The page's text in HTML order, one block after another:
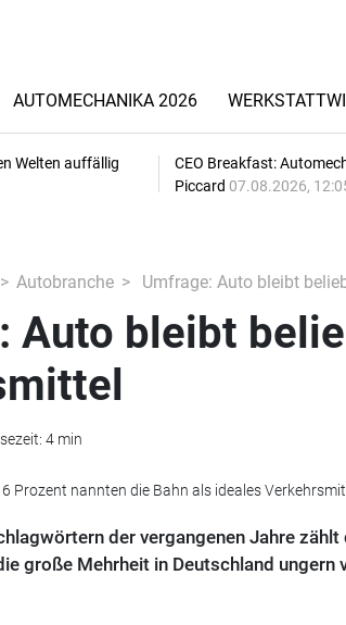
AUTOMECHANIKA 2026
Welten auffällig
CEO Breakfast:
Piccard 07.08.2026,
Autobranche Umfrage: Auto bleibt
Auto bleibt
4 min
Prozent nannten die Bahn als ideales
der vergangenen Jahre
große Mehrheit in Deutschland ungern